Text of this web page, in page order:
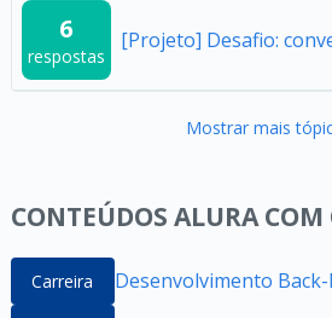
6
respostas
[Projeto] Desafio:
Mostrar mais
CONTEÚDOS ALURA
Carreira Desenvolvimento